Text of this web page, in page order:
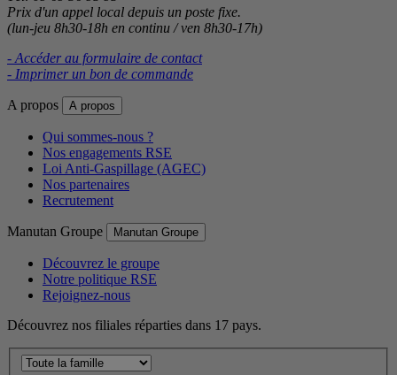
Prix d'un appel local depuis un poste fixe.
(lun-jeu 8h30-18h en continu / ven 8h30-17h)
- Accéder au formulaire de contact
- Imprimer un bon de commande
A propos A propos
Qui sommes-nous ?
Nos engagements RSE
Loi Anti-Gaspillage (AGEC)
Nos partenaires
Recrutement
Manutan Groupe Manutan Groupe
Découvrez le groupe
Notre politique RSE
Rejoignez-nous
Découvrez nos filiales réparties dans 17 pays.